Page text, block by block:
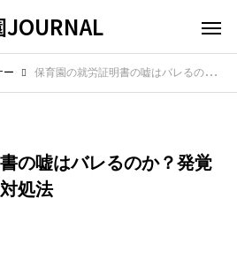
ー 保育園の就労証明書の嘘はバレるのか？発覚した際のリスクと対処法
の嘘はバレるのか？発覚
処法